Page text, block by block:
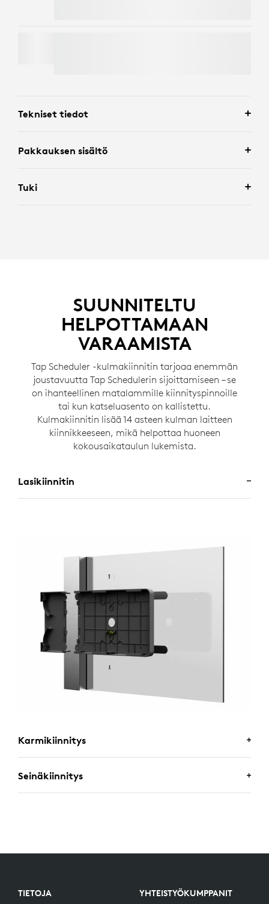
Tekniset tiedot
Pakkauksen sisältö
Tuki
SUUNNITELTU
HELPOTTAMAAN
VARAAMISTA
Tap Scheduler -kulmakiinnitin tarjoaa enemmän
joustavuutta Tap Schedulerin sijoittamiseen – se
on ihanteellinen matalammille kiinnityspinnoille
tai kun katseluasento on kallistettu.
Kulmakiinnitin lisää 14 asteen kulman laitteen
kiinnikkeeseen, mikä helpottaa huoneen
kokousaikataulun lukemista.
Lasikiinnitin
Karmikiinnitys
Seinäkiinnitys
TIETOJA YHTEISTYÖKUMPPANIT